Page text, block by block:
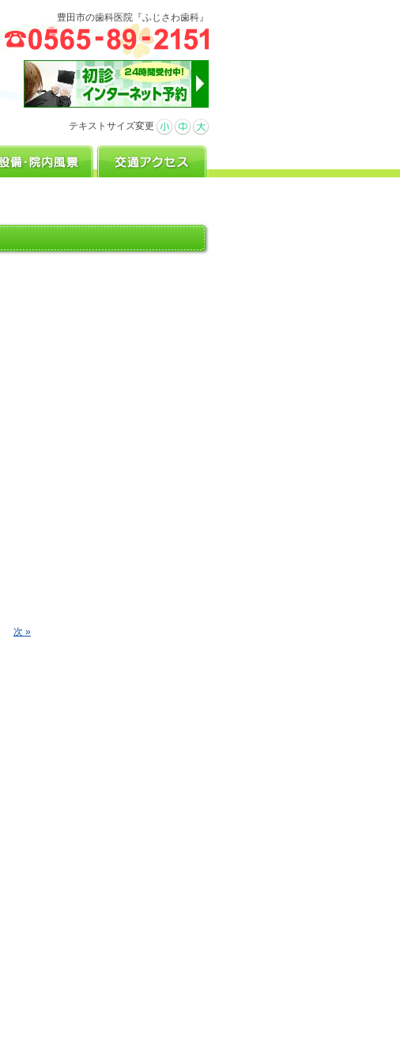
豊田市の歯科医院『ふじさわ歯科』
テキストサイズ変更
次 »